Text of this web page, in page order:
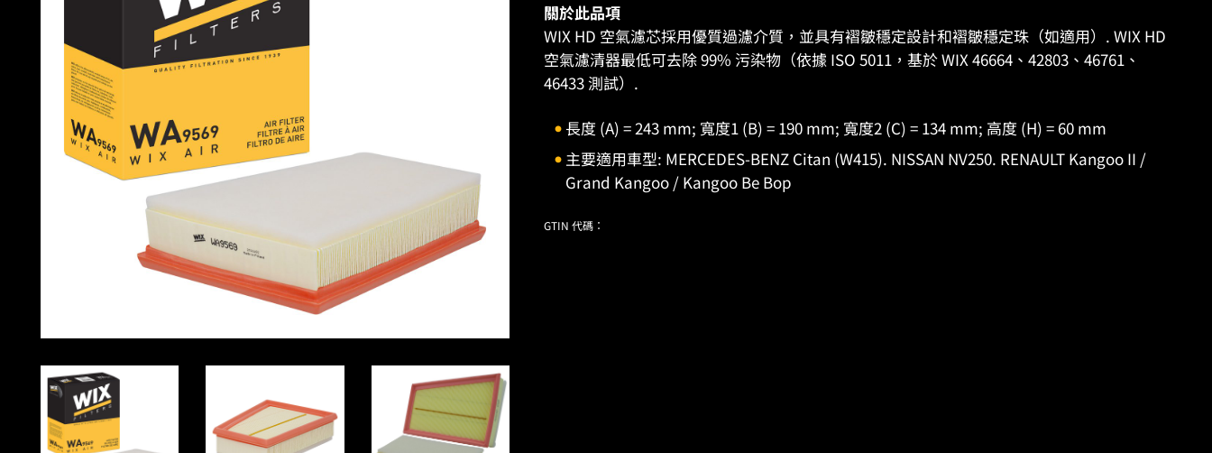
關於此品項
WIX HD 空氣濾芯採用優質過濾介質，並具有褶皺穩定設計和褶皺穩定珠（如適用）. WIX HD
空氣濾清器最低可去除 99% 污染物（依據 ISO 5011，基於 WIX 46664、42803、46761、
46433 測試）.
長度 (A) = 243 mm; 寬度1 (B) = 190 mm; 寬度2 (C) = 134 mm; 高度 (H) = 60 mm
主要適用車型: MERCEDES-BENZ Citan (W415). NISSAN NV250. RENAULT Kangoo II /
Grand Kangoo / Kangoo Be Bop
GTIN 代碼：